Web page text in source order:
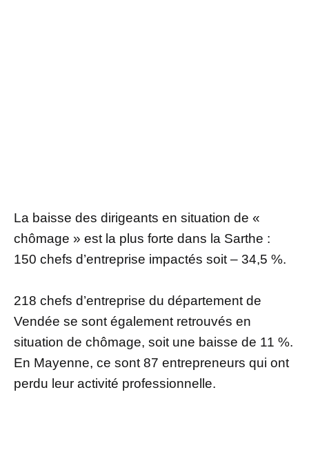
La baisse des dirigeants en situation de «
chômage » est la plus forte dans la Sarthe :
150 chefs d’entreprise impactés soit – 34,5 %.
218 chefs d’entreprise du département de
Vendée se sont également retrouvés en
situation de chômage, soit une baisse de 11 %.
En Mayenne, ce sont 87 entrepreneurs qui ont
perdu leur activité professionnelle.